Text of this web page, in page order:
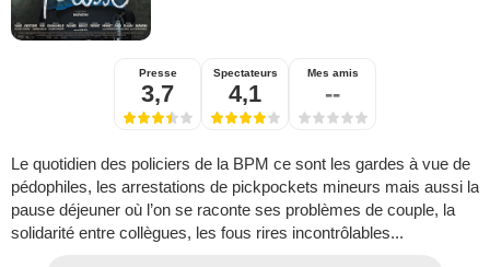
Presse
3,7
Spectateurs
4,1
Mes amis
--
Le quotidien des policiers de la BPM ce sont les gardes à vue de
pédophiles, les arrestations de pickpockets mineurs mais aussi la
pause déjeuner où l’on se raconte ses problèmes de couple, la
solidarité entre collègues, les fous rires incontrôlables...